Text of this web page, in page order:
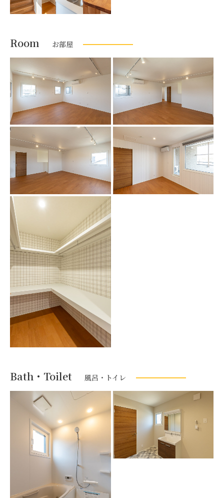
Room お部屋
Bath・Toilet 風呂・トイレ